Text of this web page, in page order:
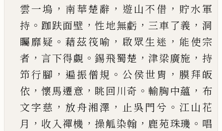
雲一塢 ， 南華楚辭 ， 遊山不借 ， 貯水軍
持 。 跏趺面壁 ， 性地無虧 ， 三車了義 ， 洞
矚靡疑 。 藉茲筏喻 ， 啟眾生迷 ， 能使宗
者 ， 言下得覷 。錫飛蜀楚 ， 津梁廣施 ， 持
笻行腳 ， 遍振僧規 。 公侯世胄 ， 膜拜皈
依 ， 懷馬遷意 ， 眺回川奇 。輸胸中蘊 ， 布
文字慈 ， 放舟湘澤 ， 止吳門兮 。 江山花
月 ， 收入禪機 ， 操觚染翰 ， 鹿苑珠璣 。 唱